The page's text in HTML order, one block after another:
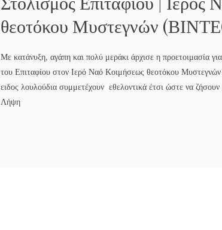
θεοτόκου Μυστεγνών
Με κατάνυξη, αγάπη και πολύ μεράκι άρχισε η προετοιμασία
του Επιταφίου στον Ιερό Ναό Κοιμήσεως θεοτόκου Μυστεγνών
ειδος λουλούδια συμμετέχουν εθελοντικά έτσι ώστε να
Λήψη